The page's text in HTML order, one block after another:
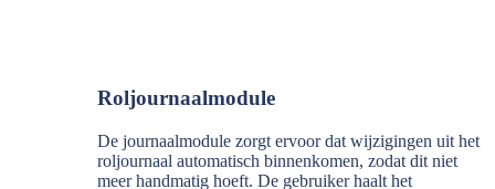
Roljournaalmodule
De journaalmodule zorgt ervoor dat wijzigingen uit het
roljournaal automatisch binnenkomen, zodat dit niet
meer handmatig hoeft. De gebruiker haalt het